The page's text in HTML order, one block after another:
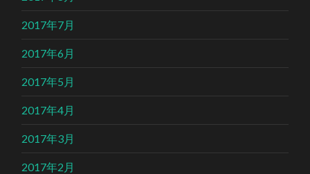
2017年7月
2017年6月
2017年5月
2017年4月
2017年3月
2017年2月